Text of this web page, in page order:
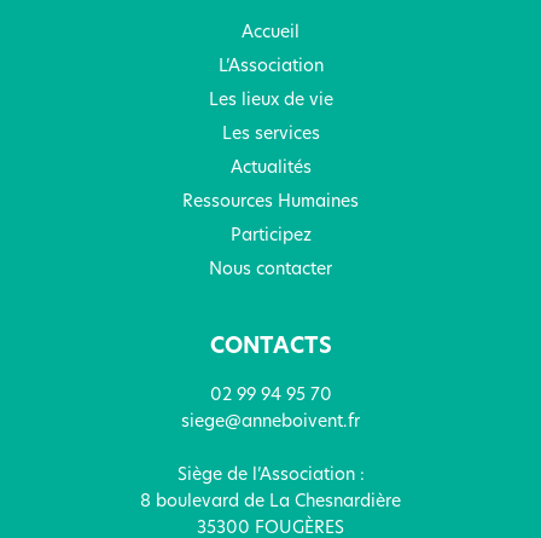
Accueil
L’Association
Les lieux de vie
Les services
Actualités
Ressources Humaines
Participez
Nous contacter
CONTACTS
02 99 94 95 70
siege@anneboivent.fr
Siège de l’Association :
8 boulevard de La Chesnardière
35300 FOUGÈRES